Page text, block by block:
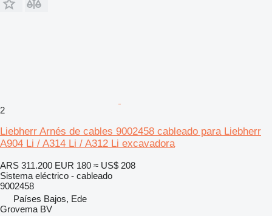
2
Liebherr Arnés de cables 9002458 cableado para Liebherr
A904 Li / A314 Li / A312 Li excavadora
ARS 311.200 EUR 180 ≈ US$ 208
Sistema eléctrico - cableado
9002458
Países Bajos, Ede
Grovema BV